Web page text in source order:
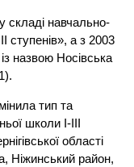
складі навчально-
ступенів», а з 2003
назвою Носівська
тип та
школи І-ІІІ
області
Ніжинський район,